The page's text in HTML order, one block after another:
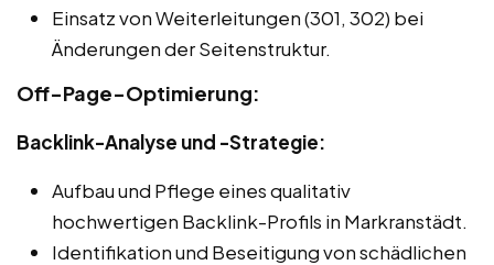
Einsatz von Weiterleitungen (301, 302) bei
Änderungen der Seitenstruktur.
Off-Page-Optimierung:
Backlink-Analyse und -Strategie:
Aufbau und Pflege eines qualitativ
hochwertigen Backlink-Profils in Markranstädt.
Identifikation und Beseitigung von schädlichen